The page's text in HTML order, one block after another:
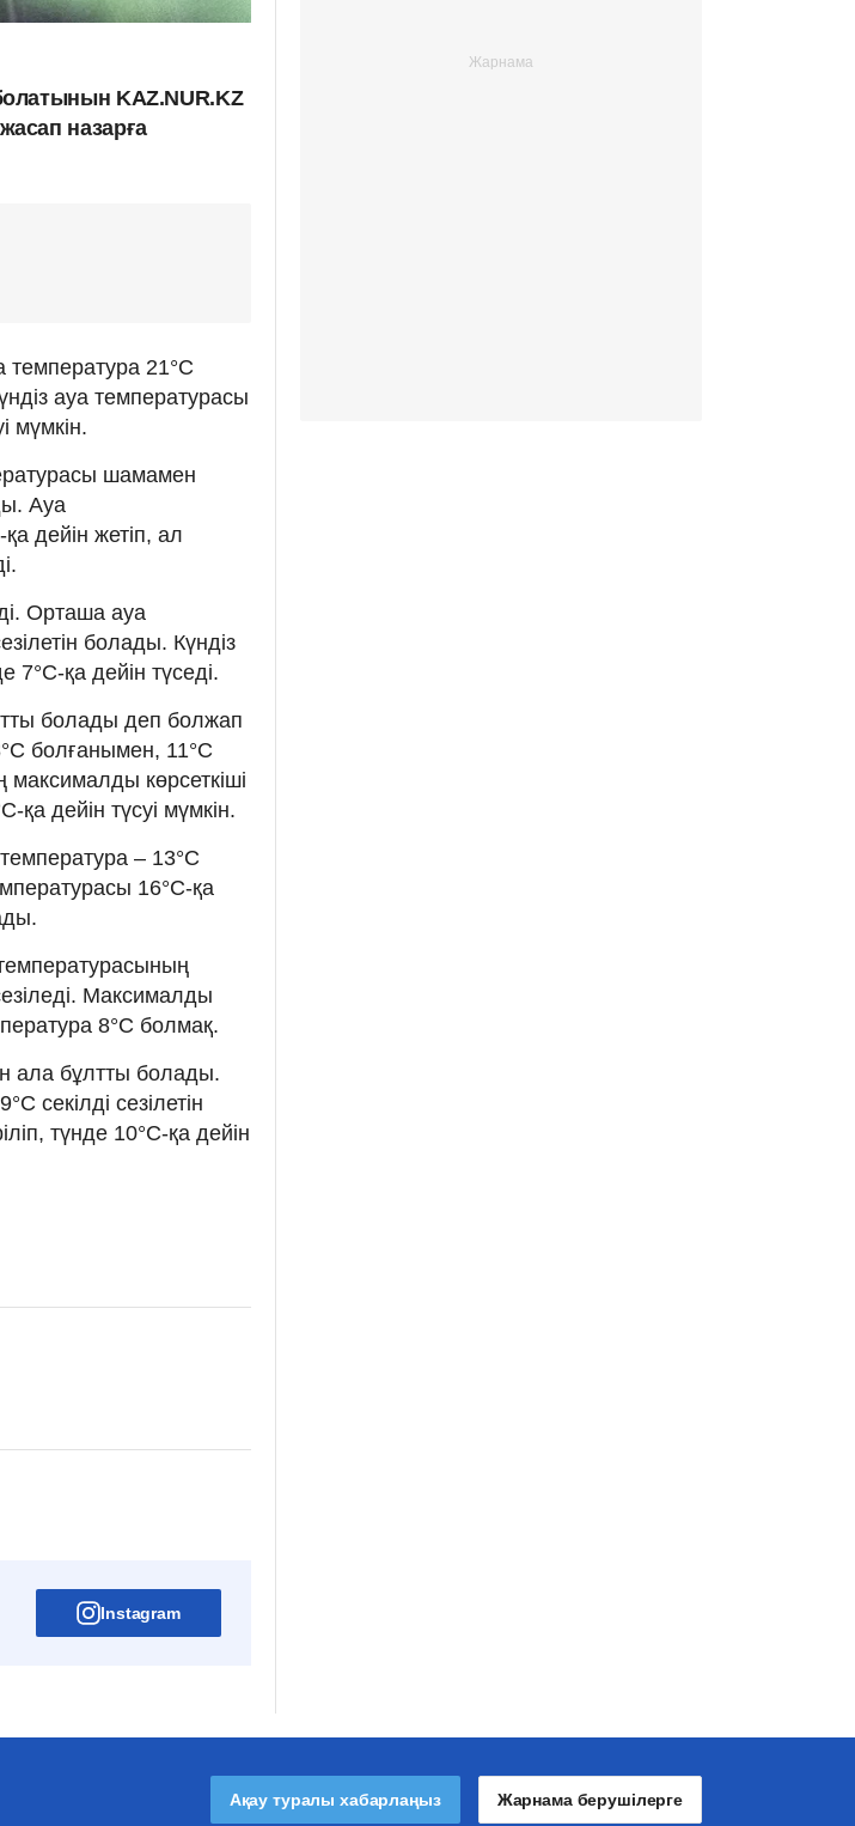
KAZ.NUR.KZ
назарға
21°C
ауа температурасы
мүмкін.
шамамен
Ауа
дейін жетіп, ал
Орташа ауа
болады. Күндіз
7°C-қа дейін түседі.
болады деп болжап
болғанымен, 11°C
максималды көрсеткіші
қа дейін түсуі мүмкін.
– 13°C
16°C-қа
Максималды
8°C болмақ.
ала бұлтты болады.
секілді сезілетін
түнде 10°C-қа дейін
Instagram
Ақау туралы хабарлаңыз Жарнама берушілерге